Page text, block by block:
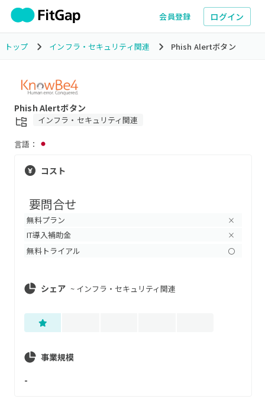
会員登録 ログイン
トップ インフラ・セキュリティ関連 Phish Alertボタン
Phish Alertボタン
インフラ・セキュリティ関連
言語：
コスト
要問合せ
無料プラン ×
IT導入補助金 ×
無料トライアル 〇
シェア ~ インフラ・セキュリティ関連
事業規模
-